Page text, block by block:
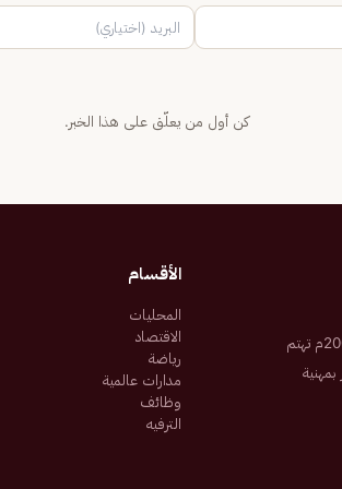
كن أول من يعلّق على هذا الخبر.
صحيفة إلكترونية سعودية تم تأسيسها عام 2007م تهتم
الأقسام
المحليات
الاقتصاد
رياضة
مدارات عالمية
وظائف
الترفيه